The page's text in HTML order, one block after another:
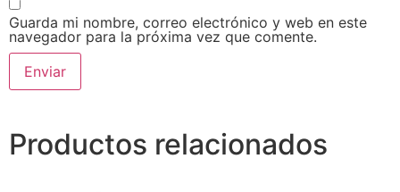
Guarda mi nombre, correo electrónico y web en este
navegador para la próxima vez que comente.
Productos relacionados